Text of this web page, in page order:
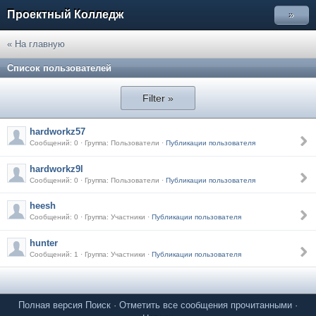
Проектный Колледж »
« На главную
Список пользователей
Filter »
hardworkz57
Сообщений: 0 · Группа: Пользователи · Публикации пользователя
hardworkz9l
Сообщений: 0 · Группа: Пользователи · Публикации пользователя
heesh
Сообщений: 0 · Группа: Участники · Публикации пользователя
hunter
Сообщений: 1 · Группа: Участники · Публикации пользователя
Полная версия Поиск · Отметить все сообщения прочитанными ·